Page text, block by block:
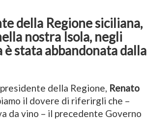
della Regione siciliana,
nostra Isola, negli
stata abbandonata dalla
della Regione, Renato
il dovere di riferirgli che –
da vino – il precedente Governo